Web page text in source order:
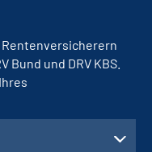
Rentenversicherern
Bund und DRV KBS.